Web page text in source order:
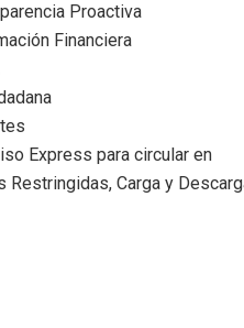
Proactiva
Financiera
Express para circular en
Restringidas, Carga y